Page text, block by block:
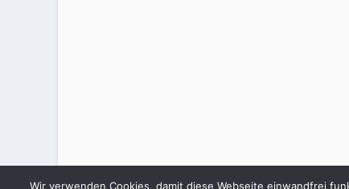
Wir verwenden Cookies, damit diese Webseite einwandfrei